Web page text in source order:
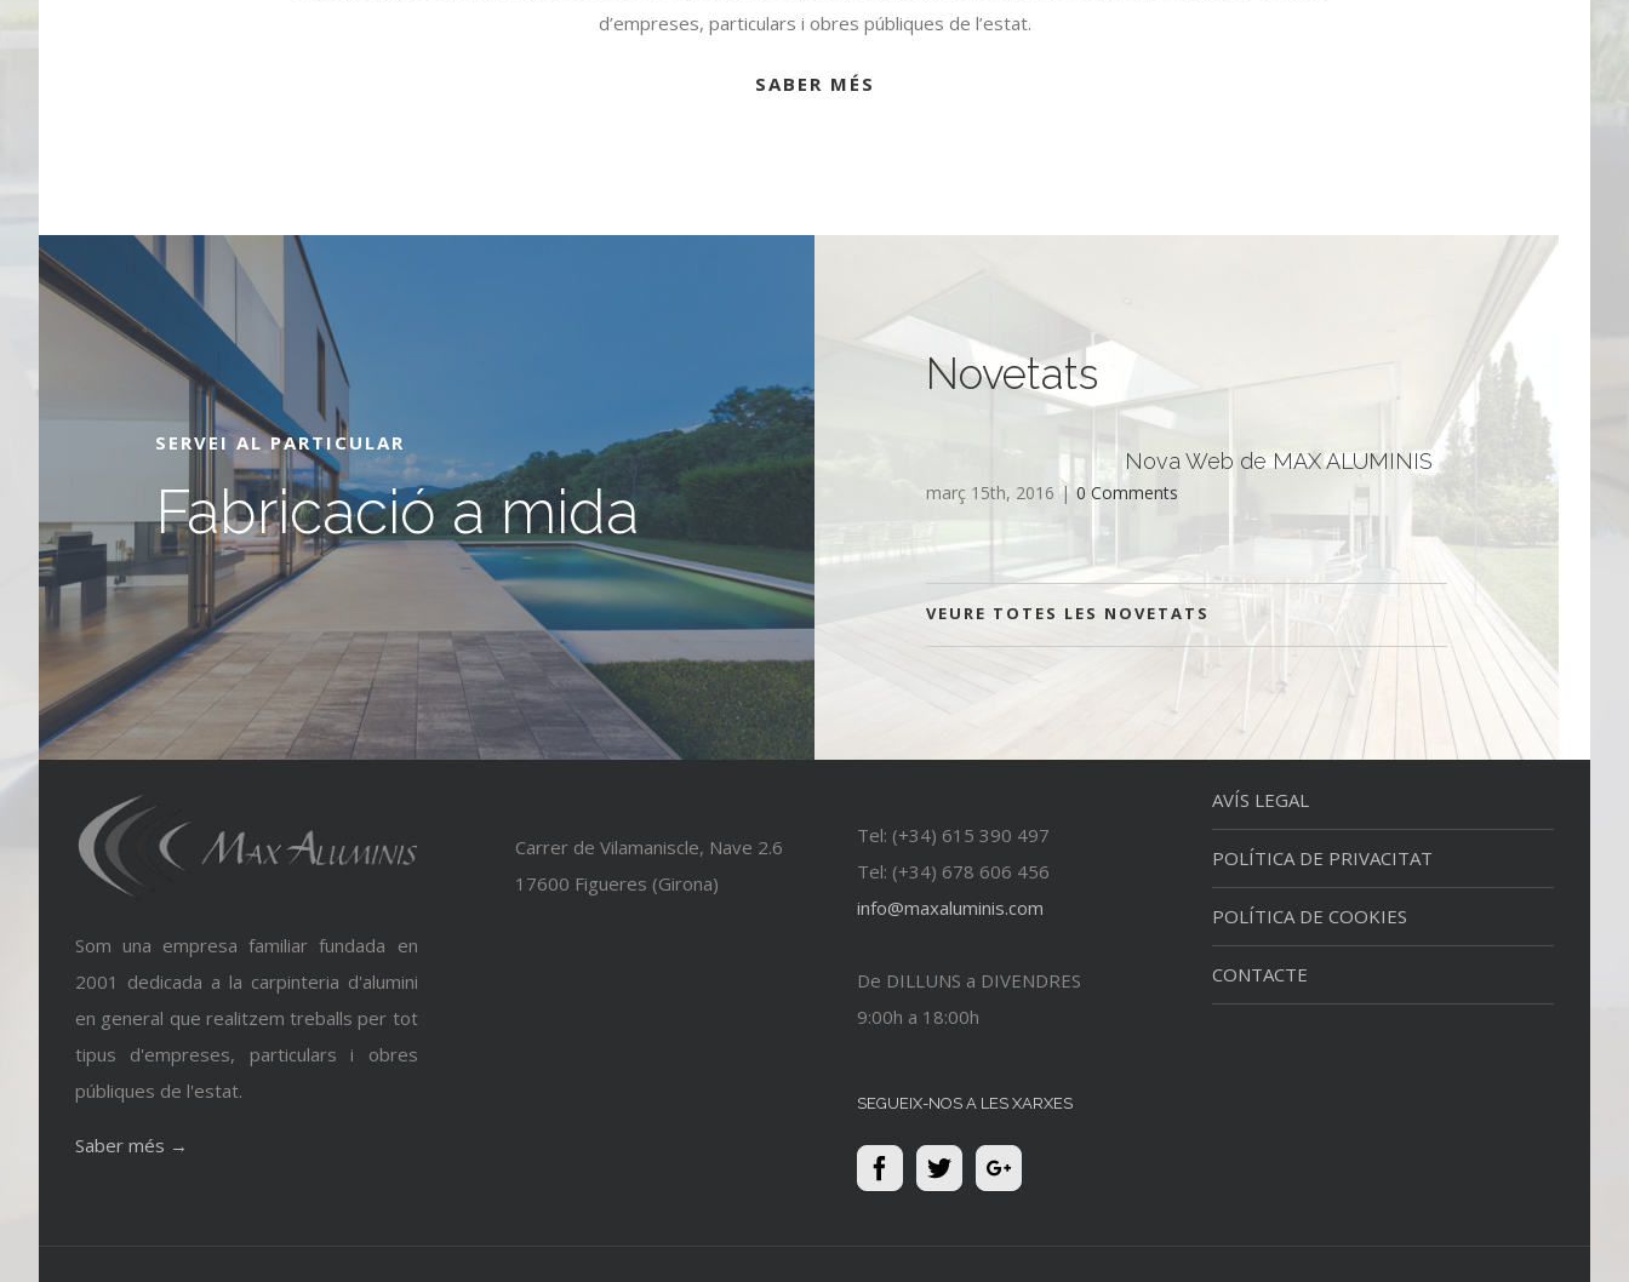
d’empreses, particulars i obres públiques de l’estat.
SABER MÉS
SERVEI AL PARTICULAR
Fabricació a mida
Novetats
Nova Web de MAX ALUMINIS
març 15th, 2016 | 0 Comments
VEURE TOTES LES NOVETATS
Som una empresa familiar fundada en
2001 dedicada a la carpinteria d'alumini
en general que realitzem treballs per tot
tipus d'empreses, particulars i obres
públiques de l'estat.
Saber més →
Carrer de Vilamaniscle, Nave 2.6
17600 Figueres (Girona)
Tel: (+34) 615 390 497
Tel: (+34) 678 606 456
info@maxaluminis.com
De DILLUNS a DIVENDRES
9:00h a 18:00h
SEGUEIX-NOS A LES XARXES
AVÍS LEGAL
POLÍTICA DE PRIVACITAT
POLÍTICA DE COOKIES
CONTACTE